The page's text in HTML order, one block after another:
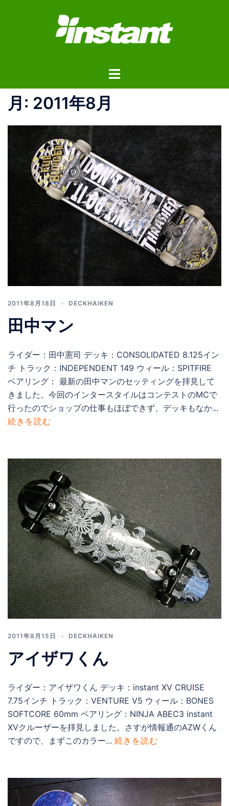
ス
ト
ル
メ
ニ
ュ
ー
月: 2011年8月
2011年8月18日 DECKHAIKEN
田中マン
ライダー：田中憲司 デッキ：CONSOLIDATED 8.125イン
チ トラック：INDEPENDENT 149 ウィール：SPITFIRE
ベアリング： 最新の田中マンのセッティングを拝見して
きました。今回のインタースタイルはコンテストのMCで
行ったのでショップの仕事もほぼできず、デッキもなか...
続きを読む
2011年8月15日 DECKHAIKEN
アイザワくん
ライダー：アイザワくん デッキ：instant XV CRUISE
7.75インチ トラック：VENTURE V5 ウィール：BONES
SOFTCORE 60mm ベアリング：NINJA ABEC3 instant
XVクルーザーを拝見しました。さすが情報通のAZWくん
ですので、まずこのカラー... 続きを読む